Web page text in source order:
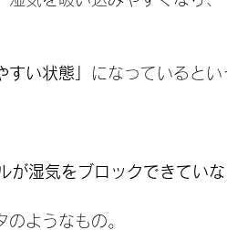
すい状態」
になっているとい
が湿気をブロックできていな
ようなもの。